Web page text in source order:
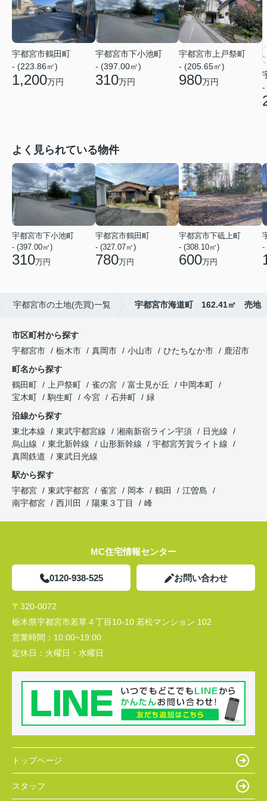
宇都宮市鶴田町
- (223.86㎡)
1,200万円
宇都宮市下小池町
- (397.00㎡)
310万円
宇都宮市上戸祭町
- (205.65㎡)
980万円
-
よく見られている物件
宇都宮市下小池町
- (397.00㎡)
310万円
宇都宮市鶴田町
- (327.07㎡)
780万円
宇都宮市下砥上町
- (308.10㎡)
600万円
-
宇都宮市の土地(売買)一覧 宇都宮市海道町 162.41㎡ 売地
市区町村から探す
宇都宮市
栃木市 真岡市 小山市 ひたちなか市
鹿沼市
町名から探す
鶴田町
上戸祭町 雀の宮 富士見が丘
中岡本町
宝木町
駒生町 今宮 石井町
緑
沿線から探す
東北本線
東武宇都宮線 湘南新宿ライン宇須
日光線
烏山線
東北新幹線 山形新幹線
宇都宮芳賀ライト線
真岡鉄道
東武日光線
駅から探す
宇都宮
東武宇都宮 雀宮 岡本 鶴田
江曽島
南宇都宮
西川田 陽東３丁目 峰
MC住宅情報センター
0120-938-525 お問い合わせ
〒320-0072
栃木県宇都宮市若草４丁目10-10 若松マンション 102
営業時間： 10:00~19:00
定休日： 火曜日・水曜日
トップページ
スタッフ